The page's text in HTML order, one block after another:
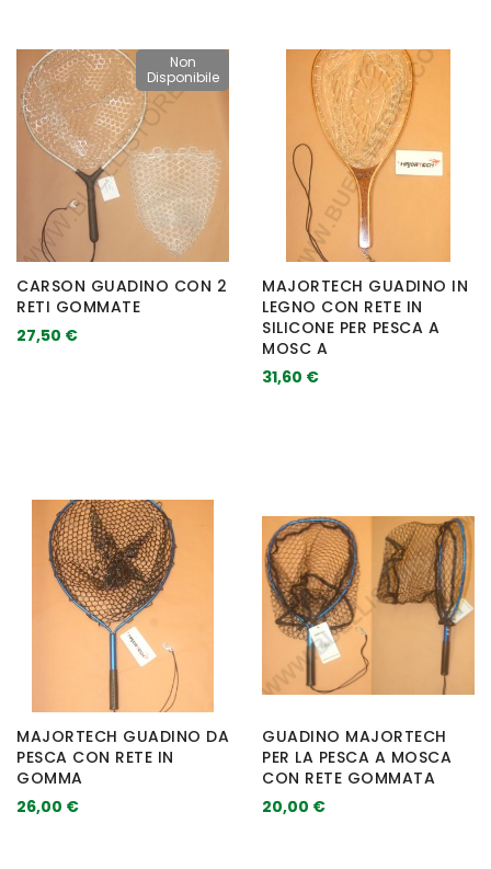
Non
Disponibile
CARSON GUADINO CON 2
RETI GOMMATE
27,50 €
MAJORTECH GUADINO IN
LEGNO CON RETE IN
SILICONE PER PESCA A
MOSC A
31,60 €
MAJORTECH GUADINO DA
PESCA CON RETE IN
GOMMA
26,00 €
GUADINO MAJORTECH
PER LA PESCA A MOSCA
CON RETE GOMMATA
20,00 €